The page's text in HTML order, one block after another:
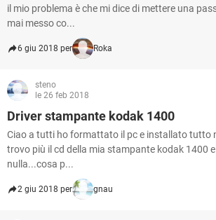
il mio problema è che mi dice di mettere una
mai messo co...
6 giu 2018 per Roka
steno
le 26 feb 2018
Driver stampante kodak 1400
Ciao a tutti ho formattato il pc e installato tutto
trovo più il cd della mia stampante kodak 1400
nulla...cosa p...
2 giu 2018 per gnau